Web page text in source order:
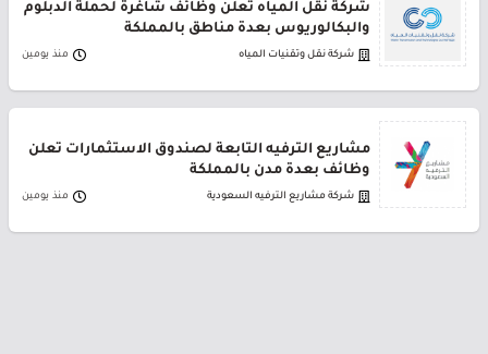
شركة نقل المياه تعلن وظائف شاغرة لحملة الدبلوم
والبكالوريوس بعدة مناطق بالمملكة
شركة نقل وتقنيات المياه منذ يومين
مشاريع الترفيه التابعة لصندوق الاستثمارات تعلن
وظائف بعدة مدن بالمملكة
شركة مشاريع الترفيه السعودية منذ يومين